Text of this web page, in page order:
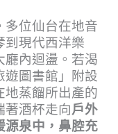
多位仙台在地音
到現代西洋樂
廳內迴盪。若渴
遊圖書館」附設
地蒸餾所出產的
著酒杯走向戶外
源泉中，鼻腔充